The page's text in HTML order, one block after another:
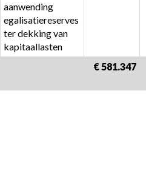
aanwending
egalisatiereserves
ter dekking van
kapitaallasten
€ 581.347